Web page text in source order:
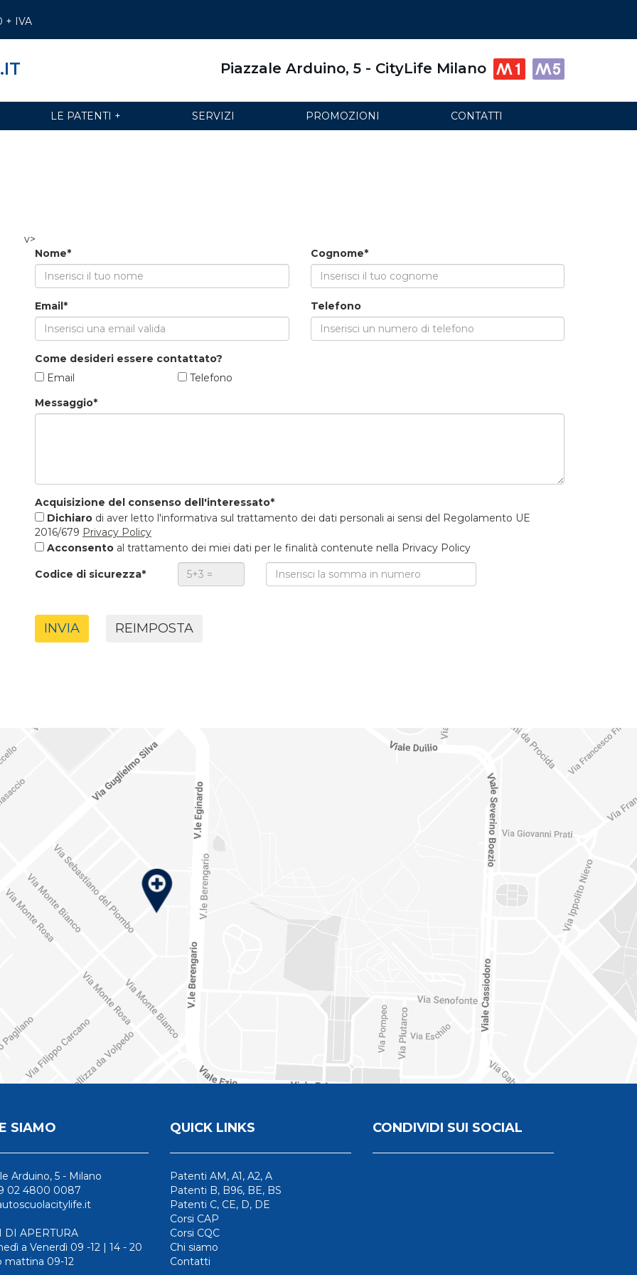
+ IVA
Piazzale Arduino, 5 - CityLife Milano
LE PATENTI + SERVIZI PROMOZIONI CONTATTI
v>
Nome*
Cognome*
Email* Telefono
Come desideri essere contattato?
Email
Telefono
Messaggio*
Acquisizione del consenso dell'interessato*
Dichiaro di aver letto l'informativa sul trattamento dei dati personali ai sensi del Regolamento UE
2016/679 Privacy Policy
Acconsento al trattamento dei miei dati per le finalità contenute nella Privacy Policy
Codice di sicurezza*
SIAMO
Arduino, 5 - Milano
02 4800 0087
DI APERTURA
a Venerdì 09 -12 | 14 - 20
mattina 09-12
QUICK LINKS
Patenti AM, A1, A2, A
Patenti B, B96, BE, BS
Patenti C, CE, D, DE
Corsi CAP
Corsi CQC
Chi siamo
Contatti
CONDIVIDI SUI SOCIAL